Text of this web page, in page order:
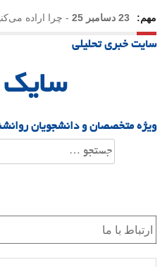
مهم: 23 دسامبر 25 - چرا اراده
21 دسامبر 25
سایت خبری تحلیلی
سایک
ویژه متخصصان و دانشجویان
جستجو
برای: